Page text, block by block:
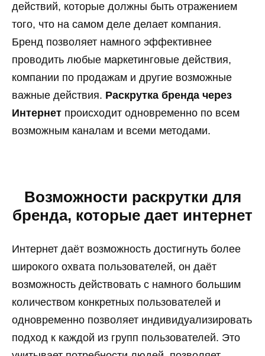
действий, которые должны быть отражением
того, что на самом деле делает компания.
Бренд позволяет намного эффективнее
проводить любые маркетинговые действия,
компании по продажам и другие возможные
важные действия. Раскрутка бренда через
Интернет происходит одновременно по всем
возможным каналам и всеми методами.
Возможности раскрутки для
бренда, которые дает интернет
Интернет даёт возможность достигнуть более
широкого охвата пользователей, он даёт
возможность действовать с намного большим
количеством конкретных пользователей и
одновременно позволяет индивидуализировать
подход к каждой из групп пользователей. Это